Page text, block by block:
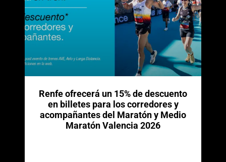
Renfe ofrecerá un 15% de descuento
en billetes para los corredores y
acompañantes del Maratón y Medio
Maratón Valencia 2026